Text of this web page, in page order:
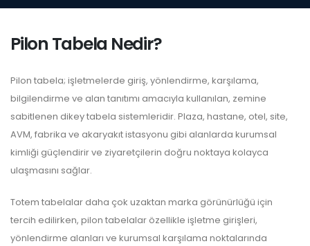
Pilon Tabela Nedir?
Pilon tabela; işletmelerde giriş, yönlendirme, karşılama,
bilgilendirme ve alan tanıtımı amacıyla kullanılan, zemine
sabitlenen dikey tabela sistemleridir. Plaza, hastane, otel, site,
AVM, fabrika ve akaryakıt istasyonu gibi alanlarda kurumsal
kimliği güçlendirir ve ziyaretçilerin doğru noktaya kolayca
ulaşmasını sağlar.
Totem tabelalar daha çok uzaktan marka görünürlüğü için
tercih edilirken, pilon tabelalar özellikle işletme girişleri,
yönlendirme alanları ve kurumsal karşılama noktalarında